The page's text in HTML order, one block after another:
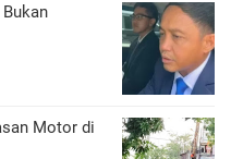
Motor di